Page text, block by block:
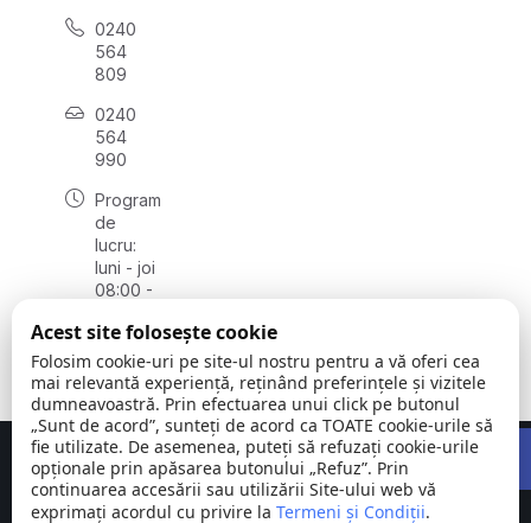
0240
564
809
0240
564
990
Program
de
lucru:
luni - joi
08:00 -
vineri
08:00 -
14:00
Comuna © Toate
Concept realizat deBig Media Relații Publice SRL
Acest site folosește cookie
Folosim cookie-uri pe site-ul nostru pentru a vă oferi cea
mai relevantă experiență, reținând preferințele și vizitele
dumneavoastră. Prin efectuarea unui click pe butonul
„Sunt de acord”, sunteți de acord ca TOATE cookie-urile să
fie utilizate. De asemenea, puteți să refuzați cookie-urile
opționale prin apăsarea butonului „Refuz”. Prin
continuarea accesării sau utilizării Site-ului web vă
exprimați acordul cu privire la Termeni și Condiții.